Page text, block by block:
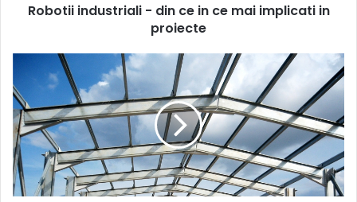
Robotii industriali - din ce in ce mai implicati in
proiecte
constructori
au
ales
hale
metalice
in
2015